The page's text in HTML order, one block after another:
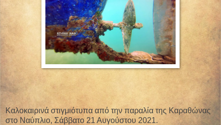
Καλοκαιρινά στιγμιότυπα από την παραλία της Καραθώνας
στο Ναύπλιο, Σάββατο 21 Αυγούστου 2021.